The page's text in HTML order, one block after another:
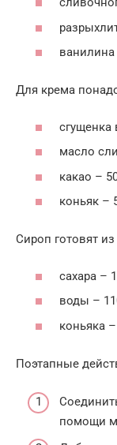
ванилина
Для крема
сгущенка
масло
какао –
коньяк –
Сироп готовят
сахара –
воды –
коньяка
Поэтапные
помощи